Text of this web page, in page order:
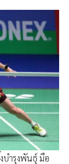
ำรุงพันธุ์ มือ